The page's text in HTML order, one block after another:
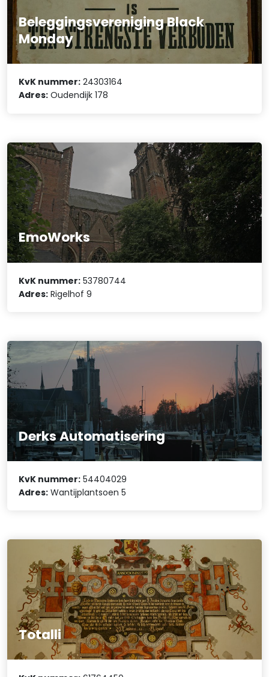
Beleggingsvereniging Black
Monday
KvK nummer: 24303164
Adres: Oudendijk 178
EmoWorks
KvK nummer: 53780744
Adres: Rigelhof 9
Derks Automatisering
KvK nummer: 54404029
Adres: Wantijplantsoen 5
Totalli